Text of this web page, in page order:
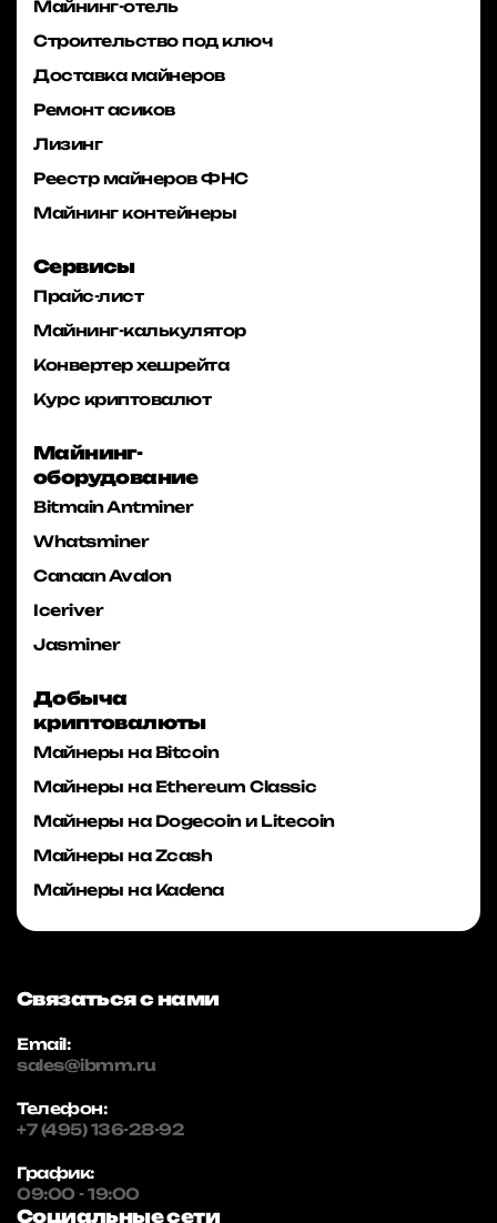
Майнинг-отель
Строительство под ключ
Доставка майнеров
Ремонт асиков
Лизинг
Реестр майнеров ФНС
Майнинг контейнеры
Сервисы
Прайс-лист
Майнинг-калькулятор
Конвертер хешрейта
Курс криптовалют
Майнинг-
оборудование
Bitmain Antminer
Whatsminer
Canaan Avalon
Iceriver
Jasminer
Добыча
криптовалюты
Майнеры на Bitcoin
Майнеры на Ethereum Classic
Майнеры на Dogecoin и Litecoin
Майнеры на Zcash
Майнеры на Kadena
Связаться с нами
Email:
sales@ibmm.ru
Телефон:
+7 (495) 136-28-92
График:
09:00 - 19:00
Социальные сети